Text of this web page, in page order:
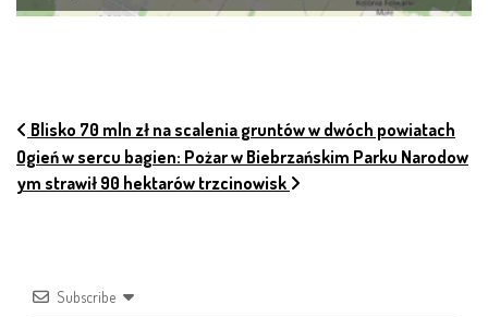
NAWIGACJA PO ARTYKUŁACH
Blisko 70 mln zł na scalenia gruntów w dwóch powiatach
Ogień w sercu bagien: Pożar w Biebrzańskim Parku Narodow
ym strawił 90 hektarów trzcinowisk
Subscribe